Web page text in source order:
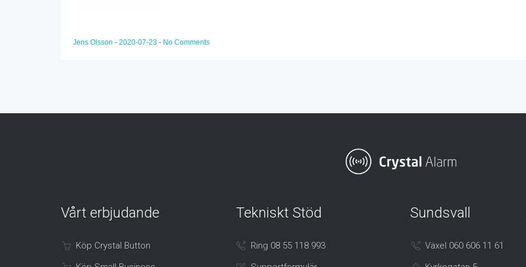
Jens Olsson - 2020-07-23 - No Comments
Vårt erbjudande
Köp Crystal Button
Tekniskt Stöd
Ring 08 55 118 993
Sundsvall
Växel 060 606 11 61